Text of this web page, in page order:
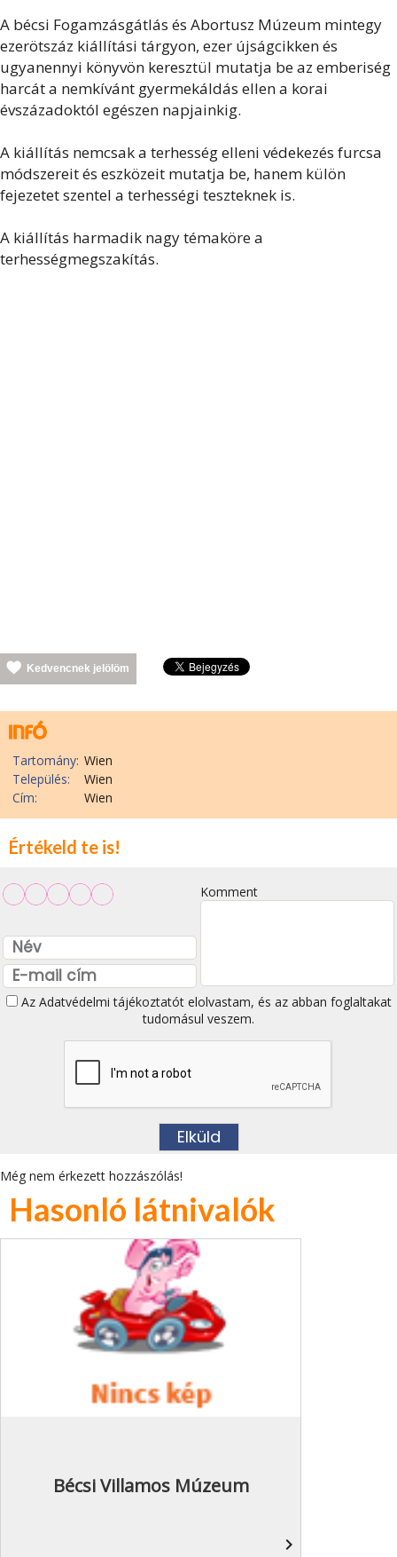
A bécsi Fogamzásgátlás és Abortusz Múzeum mintegy
ezerötszáz kiállítási tárgyon, ezer újságcikken és
ugyanennyi könyvön keresztül mutatja be az emberiség
harcát a nemkívánt gyermekáldás ellen a korai
évszázadoktól egészen napjainkig.
A kiállítás nemcsak a terhesség elleni védekezés furcsa
módszereit és eszközeit mutatja be, hanem külön
fejezetet szentel a terhességi teszteknek is.
A kiállítás harmadik nagy témaköre a
terhességmegszakítás.
Kedvencnek jelölöm
Tartomány: Wien
Település:
Wien
Cím:
Wien
Értékeld te is!
Komment
Az Adatvédelmi tájékoztatótelolvastam, és az abban foglaltakat
tudomásul veszem.
Még nem érkezett hozzászólás!
Hasonló látnivalók
Bécsi Villamos Múzeum
navigate_next